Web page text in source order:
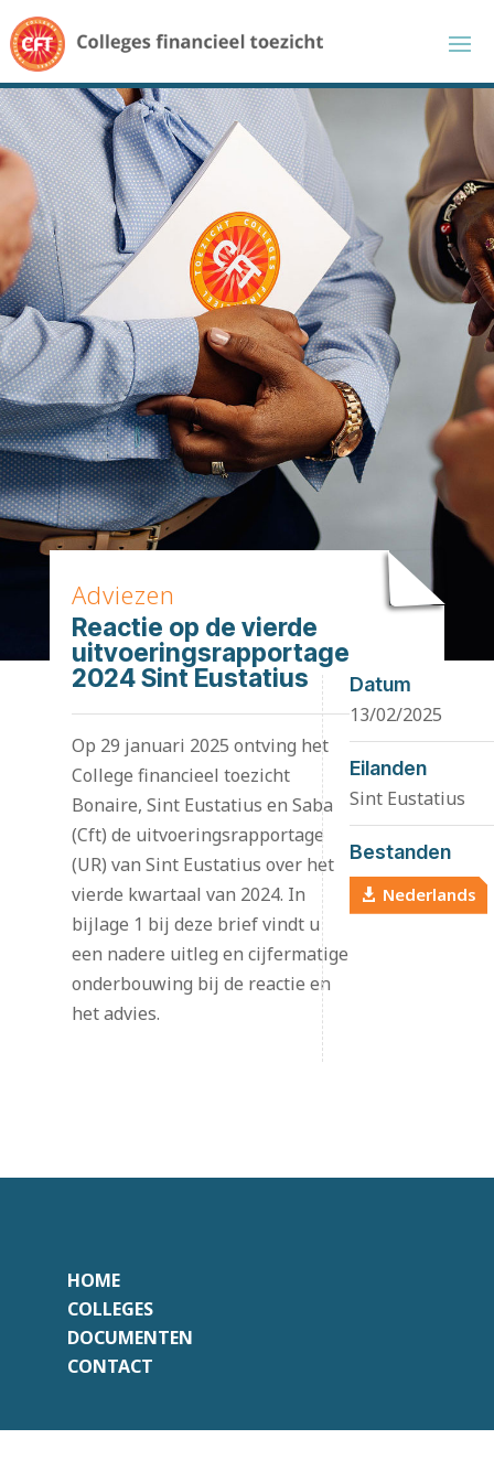
Adviezen
Reactie op de vierde
uitvoeringsrapportage
2024 Sint Eustatius
Op 29 januari 2025 ontving het
College financieel toezicht
Bonaire, Sint Eustatius en Saba
(Cft) de uitvoeringsrapportage
(UR) van Sint Eustatius over het
vierde kwartaal van 2024. In
bijlage 1 bij deze brief vindt u
een nadere uitleg en cijfermatige
onderbouwing bij de reactie en
het advies.
Datum
13/02/2025
Eilanden
Sint Eustatius
Bestanden
Nederlands
HOME
COLLEGES
DOCUMENTEN
CONTACT